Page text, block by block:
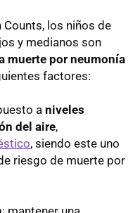
Counts, los niños de
y medianos son
muerte por neumonía
factores:
a niveles
del aire,
, siendo este uno
riesgo de muerte por